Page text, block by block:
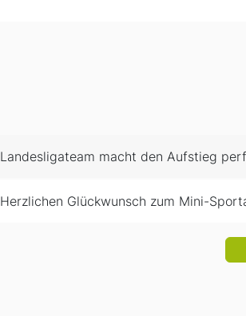
Landesligateam macht den Aufstieg
Herzlichen Glückwunsch zum Mini-